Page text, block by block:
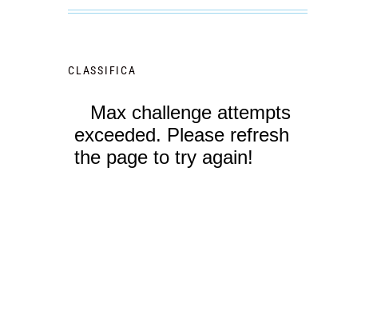
CLASSIFICA